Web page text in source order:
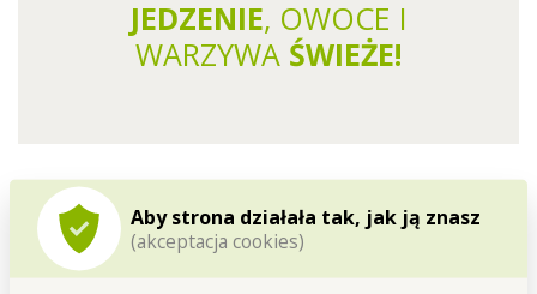
Aby strona działała tak, jak ją znasz
(akceptacja cookies)
JEDZENIE, OWOCE I
WARZYWA ŚWIEŻE!